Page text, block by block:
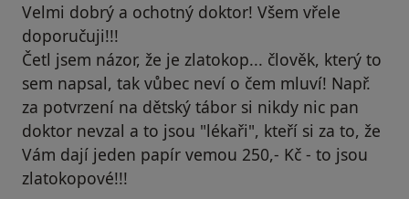
Velmi dobrý a ochotný doktor! Všem vřele
doporučuji!!!
Četl jsem názor, že je zlatokop... člověk, který to
sem napsal, tak vůbec neví o čem mluví! Např.
za potvrzení na dětský tábor si nikdy nic pan
doktor nevzal a to jsou "lékaři", kteří si za to, že
Vám dají jeden papír vemou 250,- Kč - to jsou
zlatokopové!!!